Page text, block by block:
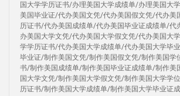
国大学学历证书/办理美国大学成绩单/办理美国大
美国毕业证/代办美国文凭/代办美国假文凭/代办美
历证书/代办美国成绩单/代办美国毕业证成绩单/代
办美国大学文凭/代办美国大学假文凭/代办美国大
学学历证书/代办美国大学成绩单/代办美国大学毕
毕业证/制作美国文凭/制作美国假文凭/制作美国学
书/制作美国成绩单/制作美国毕业证成绩单/制作美
国大学文凭/制作美国大学假文凭/制作美国大学学
历证书/制作美国大学成绩单/制作美国大学毕业证